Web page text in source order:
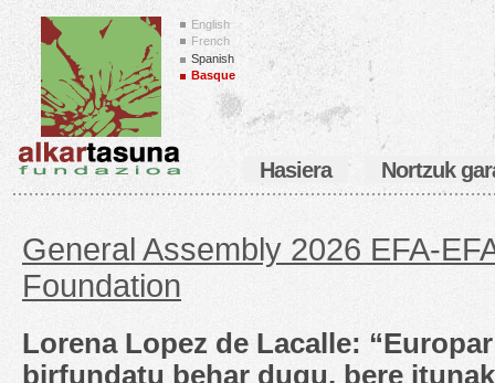
English
French
Spanish
Basque
Hasiera Nortzuk
General Assembly 2026 EFA-
Foundation
Lorena Lopez de Lacalle:
birfundatu behar dugu, bere